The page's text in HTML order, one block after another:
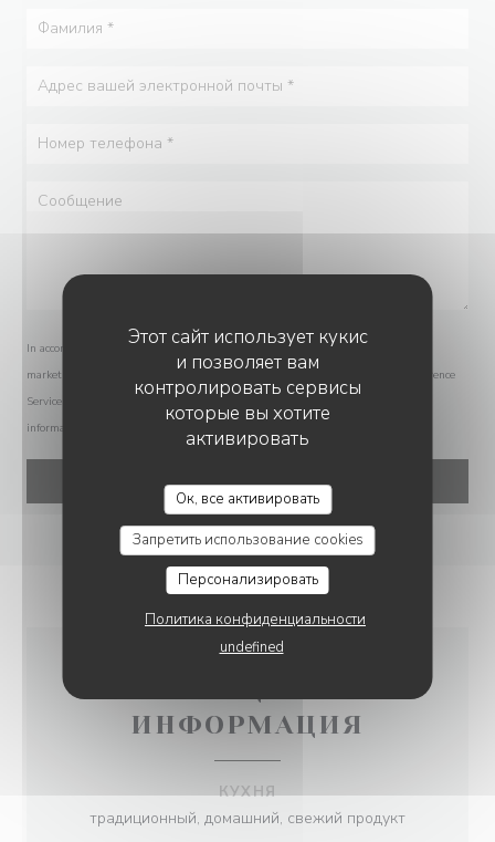
Этот сайт использует кукис
и позволяет вам
контролировать сервисы
которые вы хотите
активировать
Ок, все активировать
Запретить использование cookies
Персонализировать
Политика конфиденциальности
undefined
In accordance with data protection regulations, you have the right to opt out of
marketing communications. UK residents can register with the Telephone Preference
Service at
. US residents can register at
information about how we process your data, please see our
ИНФОРМАЦИЯ
КУХНЯ
традиционный, домашний, свежий продукт
LE CHIEN FOU